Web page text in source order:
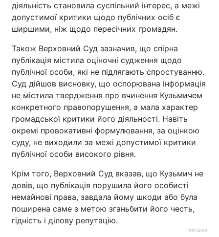
діяльність становила суспільний інтерес, а межі
допустимої критики щодо публічних осіб є
ширшими, ніж щодо пересічних громадян.
Також Верховний Суд зазначив, що спірна
публікація містила оціночні судження щодо
публічної особи, які не підлягають спростуванню.
Суд дійшов висновку, що оспорювана інформація
не містила твердження про вчинення Кузьмичем
конкретного правопорушення, а мала характер
громадської критики його діяльності. Навіть
окремі провокативні формулювання, за оцінкою
суду, не виходили за межі допустимої критики
публічної особи високого рівня.
Крім того, Верховний Суд вказав, що Кузьмич не
довів, що публікація порушила його особисті
немайнові права, завдала йому шкоди або була
поширена саме з метою зганьбити його честь,
гідність і ділову репутацію.
Реклама